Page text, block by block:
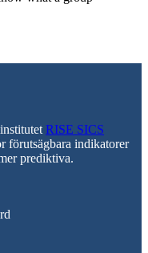
RISE SICS
förutsägbara indikatorer
prediktiva.